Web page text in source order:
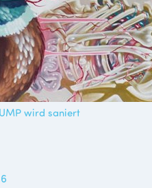
wird saniert